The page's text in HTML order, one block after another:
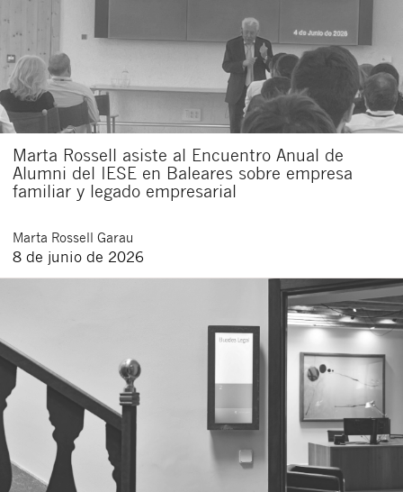
Marta Rossell asiste al Encuentro Anual de
Alumni del IESE en Baleares sobre empresa
familiar y legado empresarial
Marta Rossell Garau
8 de junio de 2026